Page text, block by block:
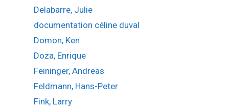
Delabarre, Julie
documentation céline duval
Domon, Ken
Doza, Enrique
Feininger, Andreas
Feldmann, Hans-Peter
Fink, Larry